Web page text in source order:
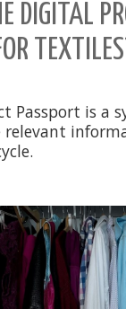
DIGITAL
Passport is a
relevant